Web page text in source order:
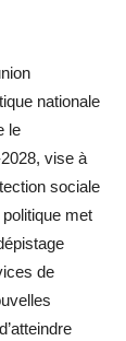
nationale
le
vise à
sociale
met
de